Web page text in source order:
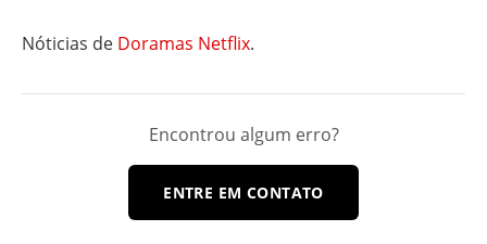
Nóticias de Doramas Netflix.
Encontrou algum erro?
ENTRE EM CONTATO